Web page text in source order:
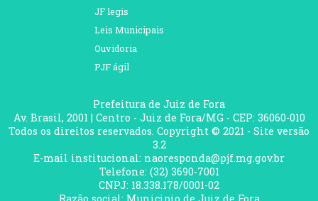
JF legis
Leis Municipais
Ouvidoria
PJF ágil
Prefeitura de Juiz de Fora
Av. Brasil, 2001 | Centro - Juiz de Fora/MG - CEP: 36060-010
Todos os direitos reservados. Copyright © 2021 - Site versão
3.2
E-mail institucional: naoresponda@pjf.mg.gov.br
Telefone: (32) 3690-7001
CNPJ: 18.338.178/0001-02
Razão social: Municipio de Juiz de Fora